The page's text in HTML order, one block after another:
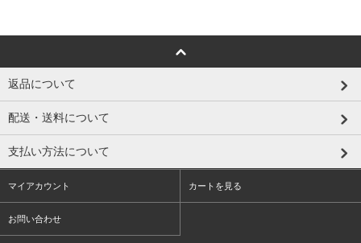
返品について
配送・送料について
支払い方法について
マイアカウント カートを見る
お問い合わせ